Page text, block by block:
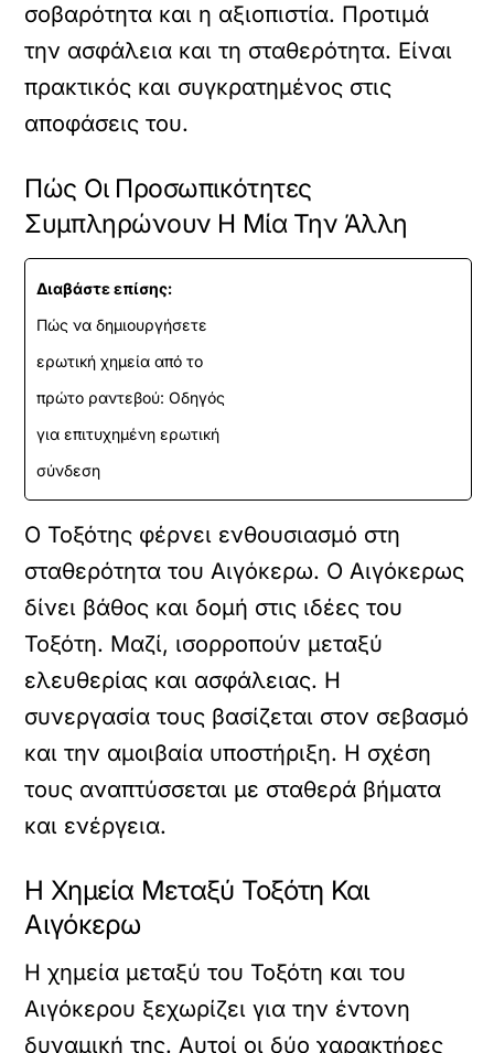
σοβαρότητα και η αξιοπιστία. Προτιμά
την ασφάλεια και τη σταθερότητα. Είναι
πρακτικός και συγκρατημένος στις
αποφάσεις του.
Πώς Οι Προσωπικότητες
Συμπληρώνουν Η Μία Την Άλλη
Διαβάστε επίσης:
Πώς να δημιουργήσετε
ερωτική χημεία από το
πρώτο ραντεβού: Οδηγός
για επιτυχημένη ερωτική
σύνδεση
Ο Τοξότης φέρνει ενθουσιασμό στη
σταθερότητα του Αιγόκερω. Ο Αιγόκερως
δίνει βάθος και δομή στις ιδέες του
Τοξότη. Μαζί, ισορροπούν μεταξύ
ελευθερίας και ασφάλειας. Η
συνεργασία τους βασίζεται στον σεβασμό
και την αμοιβαία υποστήριξη. Η σχέση
τους αναπτύσσεται με σταθερά βήματα
και ενέργεια.
Η Χημεία Μεταξύ Τοξότη Και
Αιγόκερω
Η χημεία μεταξύ του Τοξότη και του
Αιγόκερου ξεχωρίζει για την έντονη
δυναμική της. Αυτοί οι δύο χαρακτήρες